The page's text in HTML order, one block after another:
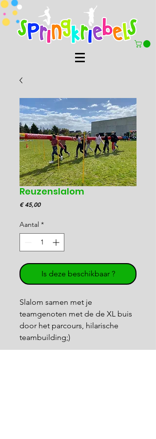
Reuzenslalom
€ 45,00Prijs
Aantal *
Is deze beschikbaar ?
Slalom samen met je
teamgenoten met de de XL buis
door het parcours, hilarische
teambuilding;)